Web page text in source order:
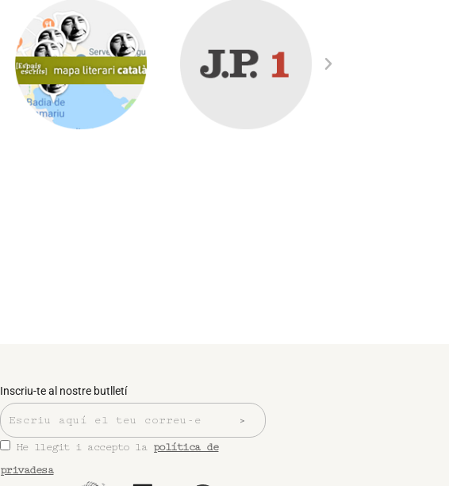
Inscriu-te al nostre butlletí
He llegit i accepto la política de
privadesa